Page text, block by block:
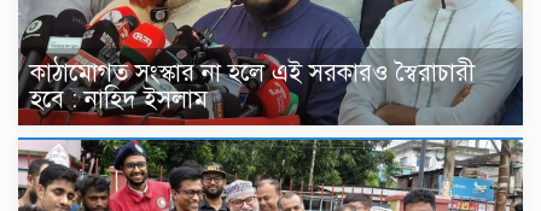
কাঠামোগত সংস্কার না হলে এই সরকারও স্বৈরাচারী
হবে : নাহিদ ইসলাম